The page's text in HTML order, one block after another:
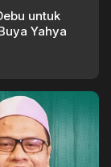
untuk
Yahya